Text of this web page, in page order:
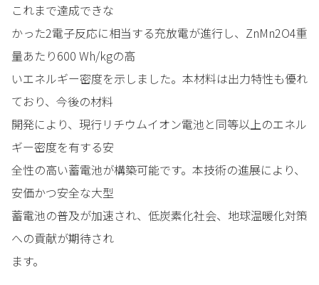
これまで達成できな
かった2電子反応に相当する充放電が進行し、ZnMn2O4重
量あたり600 Wh/kgの高
いエネルギー密度を示しました。本材料は出力特性も優れ
ており、今後の材料
開発により、現行リチウムイオン電池と同等以上のエネル
ギー密度を有する安
全性の高い蓄電池が構築可能です。本技術の進展により、
安価かつ安全な大型
蓄電池の普及が加速され、低炭素化社会、地球温暖化対策
への貢献が期待され
ます。